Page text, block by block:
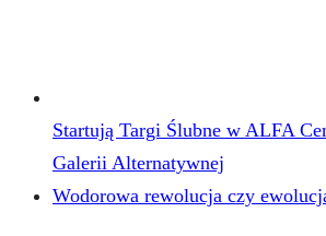
Startują Targi Ślubne w ALFA
Galerii Alternatywnej
Wodorowa rewolucja czy